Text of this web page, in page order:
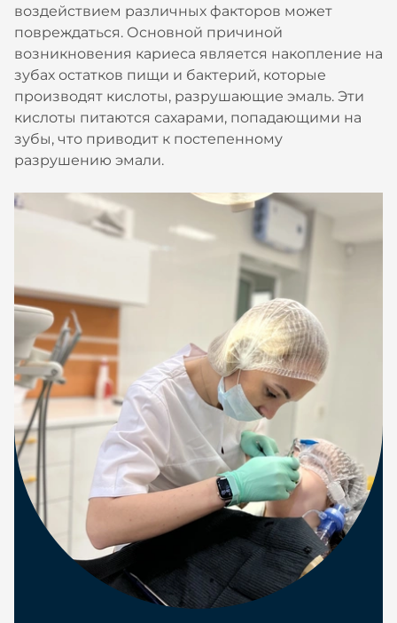
воздействием различных факторов может
повреждаться. Основной причиной
возникновения кариеса является накопление на
зубах остатков пищи и бактерий, которые
производят кислоты, разрушающие эмаль. Эти
кислоты питаются сахарами, попадающими на
зубы, что приводит к постепенному
разрушению эмали.